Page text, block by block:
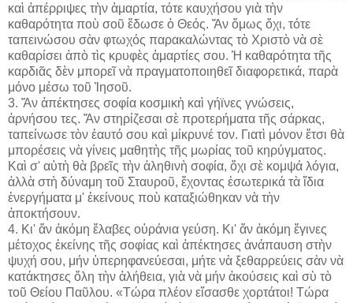
καὶ ἀπέρριψες τὴν ἁμαρτία, τότε καυχήσου γιὰ τὴν
καθαρότητα ποὺ σοῦ ἔδωσε ὁ Θεός. Ἄν ὅμως ὄχι, τότε
ταπεινώσου σὰν φτωχός παρακαλώντας τὸ Χριστὸ νὰ σὲ
καθαρίσει ἀπὸ τὶς κρυφὲς ἁμαρτίες σου. Ἡ καθαρότητα τῆς
καρδιᾶς δὲν μπορεῖ νὰ πραγματοποιηθεῖ διαφορετικά, παρὰ
μόνο μέσω τοῦ Ἰησοῦ.
3. Ἄν ἀπέκτησες σοφία κοσμικὴ καὶ γήϊνες γνώσεις,
ἀρνήσου τες. Ἄν στηρίζεσαι σὲ προτερήματα τῆς σάρκας,
ταπείνωσε τὸν ἑαυτό σου καὶ μίκρυνέ τον. Γιατὶ μόνον ἔτσι θὰ
μπορέσεις νὰ γίνεις μαθητὴς τῆς μωρίας τοῦ κηρύγματος.
Καὶ σ' αὐτὴ θὰ βρεῖς τὴν ἀληθινὴ σοφία, ὄχι σὲ κομψά λόγια,
ἀλλὰ στὴ δύναμη τοῦ Σταυροῦ, ἔχοντας ἐσωτερικά τὰ ἴδια
ἐνεργήματα μ' ἐκείνους ποὺ καταξιώθηκαν νὰ τὴν
ἀποκτήσουν.
4. Κι' ἄν ἀκόμη ἔλαβες οὐράνια γεύση. Κι' ἄν ἀκόμη ἔγινες
μέτοχος ἐκείνης τῆς σοφίας καὶ ἀπέκτησες ἀνάπαυση στὴν
ψυχή σου, μήν ὑπερηφανεύεσαι, μήτε νὰ ξεθαρρεύεις σὰν νὰ
κατάκτησες ὅλη τὴν ἀλήθεια, γιὰ νὰ μήν ἀκούσεις καὶ σὺ τὸ
τοῦ Θείου Παῦλου. «Τώρα πλέον εἴσασθε χορτάτοι! Τώρα